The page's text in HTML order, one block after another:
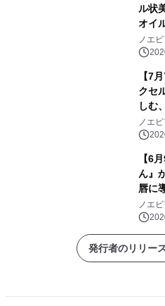
ル状
オイ
ノエ
【7
クセ
しむ
「リ
発売
ノエ
【6
ん』
唇に
定色
ノエ
発行者のリリー